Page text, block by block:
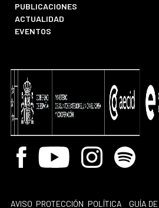
PUBLICACIONES
ACTUALIDAD
EVENTOS
Facebook
Youtube InstagramSpotify
AVISO PROTECCIÓN POLÍTICA
GUÍA DE